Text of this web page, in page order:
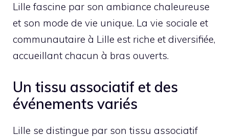
Lille fascine par son ambiance chaleureuse
et son mode de vie unique. La vie sociale et
communautaire à Lille est riche et diversifiée,
accueillant chacun à bras ouverts.
Un tissu associatif et des
événements variés
Lille se distingue par son tissu associatif